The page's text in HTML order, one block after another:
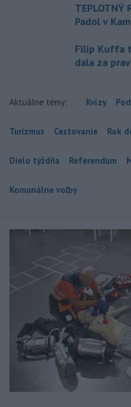
TEPLOTNÝ
Padol v
Filip Kuffa
dala za
Aktuálne témy: Kvízy
Turizmus Cestovanie Rok
Dielo týždňa Referendum
Komunálne voľby